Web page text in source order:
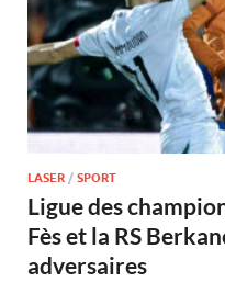
LASER / SPORT
Ligue des
Fès et la RS
adversaires